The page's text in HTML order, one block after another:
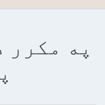
په مکرر